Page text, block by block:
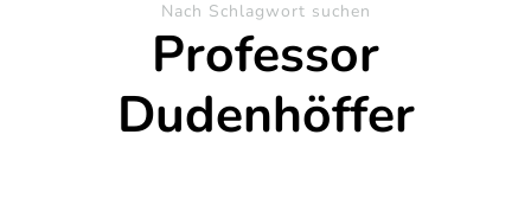
Nach Schlagwort suchen
Professor
Dudenhöffer